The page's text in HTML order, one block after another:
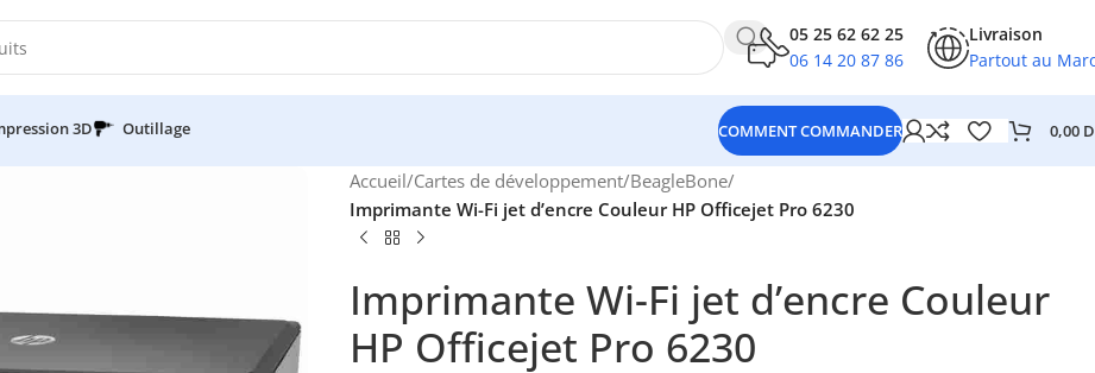
05 25 62 62 25
06 14 20 87 86
Livraison
Partout au
3D Outillage COMMENT COMMANDER 0,00
Accueil/Cartes de développement/BeagleBone/
Imprimante Wi-Fi jet d’encre Couleur HP Officejet Pro 6230
Imprimante Wi-Fi jet d’encre Couleur
HP Officejet Pro 6230